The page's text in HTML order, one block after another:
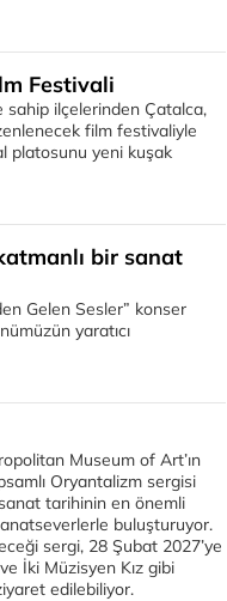
Festivali
sahip ilçelerinden Çatalca,
film festivaliyle
platosunu yeni kuşak
bir sanat
Gelen Sesler” konser
yaratıcı
Museum of Art’ın
Oryantalizm sergisi
tarihinin en önemli
buluşturuyor.
sergi, 28 Şubat 2027’ye
İki Müzisyen Kız gibi
edilebiliyor.